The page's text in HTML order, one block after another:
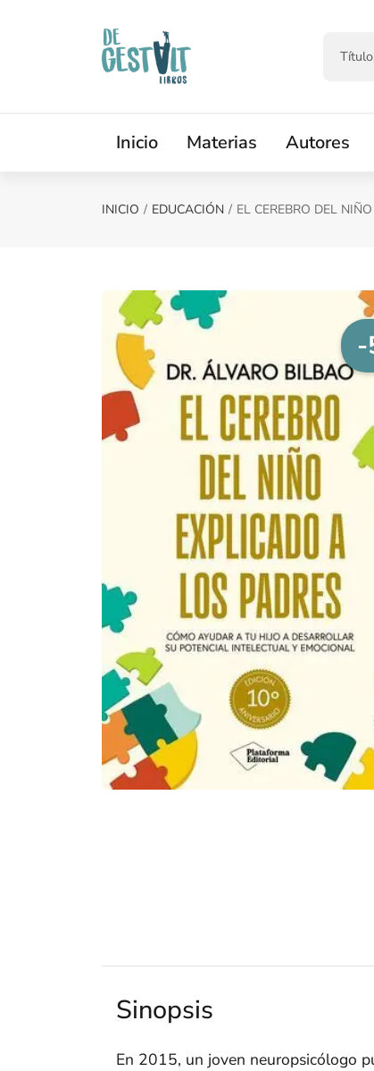
Inicio Materias Autores
INICIO EDUCACIÓN EL CEREBRO DEL
-
Sinopsis
En 2015, un joven neuropsicólogo